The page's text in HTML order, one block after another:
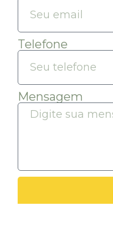
Telefone
Mensagem